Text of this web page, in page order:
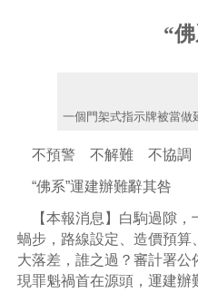
“
一個門架式指示牌被當做
不預警 不解難 不協調
“佛系”運建辦難辭其咎
【本報消息】白駒過隙，
蝸步，路線設定、造價預
大落差，誰之過？審計署
現罪魁禍首在源頭，運建